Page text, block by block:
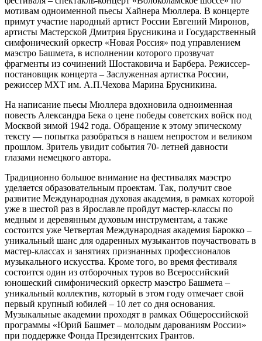
мотивам одноименной пьесы Хайнера Мюллера. В концерте
примут участие народный артист России Евгений Миронов,
артисты Мастерской Дмитрия Брусникина и Государственный
симфонический оркестр «Новая Россия» под управлением
маэстро Башмета, в исполнении которого прозвучат
фрагменты из сочинений Шостаковича и Барбера. Режиссер-
постановщик концерта – Заслуженная артистка России,
режиссер МХТ им. А.П.Чехова Марина Брусникина.
На написание пьесы Мюллера вдохновила одноименная
повесть Александра Бека о цене победы советских войск под
Москвой зимой 1942 года. Обращение к этому эпическому
тексту — попытка разобраться в нашем непростом и великом
прошлом. Зритель увидит события 70- летней давности
глазами немецкого автора.
Традиционно большое внимание на фестивалях маэстро
уделяется образовательным проектам. Так, получит свое
развитие Международная духовая академия, в рамках которой
уже в шестой раз в Ярославле пройдут мастер-классы по
медным и деревянным духовым инструментам, а также
состоится уже Четвертая Международная академия Барокко –
уникальный шанс для одаренных музыкантов поучаствовать в
мастер-классах и занятиях признанных профессионалов
музыкального искусства. Кроме того, во время фестиваля
состоится один из отборочных туров во Всероссийский
юношеский симфонический оркестр маэстро Башмета –
уникальный коллектив, который в этом году отмечает свой
первый крупный юбилей – 10 лет со дня основания.
Музыкальные академии проходят в рамках Общероссийской
программы «Юрий Башмет – молодым дарованиям России»
при поддержке Фонда Президентских Грантов.